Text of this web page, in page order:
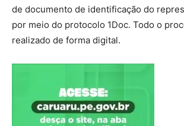
de documento de identificação do
por meio do protocolo 1Doc. Todo o
realizado de forma digital.